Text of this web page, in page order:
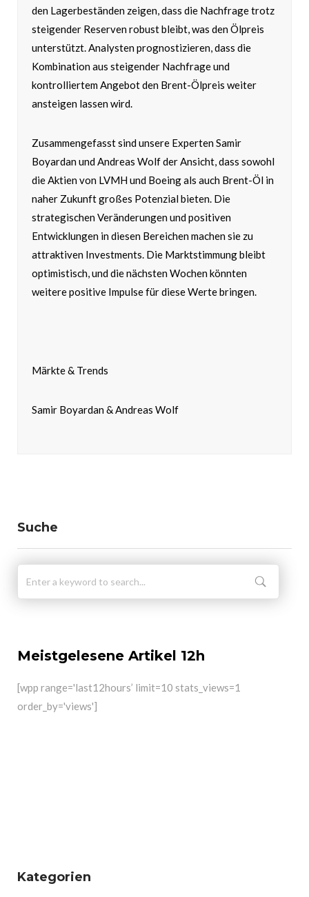
den Lagerbeständen zeigen, dass die Nachfrage trotz
steigender Reserven robust bleibt, was den Ölpreis
unterstützt. Analysten prognostizieren, dass die
Kombination aus steigender Nachfrage und
kontrolliertem Angebot den Brent-Ölpreis weiter
ansteigen lassen wird.
Zusammengefasst sind unsere Experten Samir
Boyardan und Andreas Wolf der Ansicht, dass sowohl
die Aktien von LVMH und Boeing als auch Brent-Öl in
naher Zukunft großes Potenzial bieten. Die
strategischen Veränderungen und positiven
Entwicklungen in diesen Bereichen machen sie zu
attraktiven Investments. Die Marktstimmung bleibt
optimistisch, und die nächsten Wochen könnten
weitere positive Impulse für diese Werte bringen.
Märkte & Trends
Samir Boyardan & Andreas Wolf
Suche
Meistgelesene Artikel 12h
[wpp range='last12hours’ limit=10 stats_views=1
order_by='views']
Kategorien